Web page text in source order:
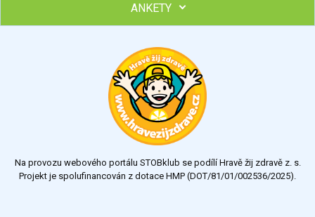
Hubněte s podporou lektorky a skupiny v kurzech STOBu
Chcete poradit s hubnutím? Najděte si odborníka STOBu ve
ANKETY
Výsledky Všechny ankety
Na provozu webového portálu STOBklub se podílí Hravě žij zdravě z. s.
Projekt je spolufinancován z dotace HMP (DOT/81/01/002536/2025).